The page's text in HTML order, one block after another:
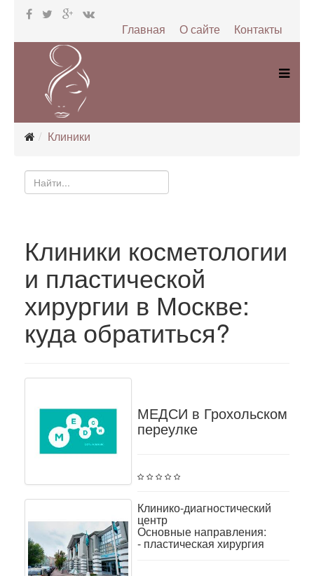
Контакты
О сайте
Главная
Клиники
Клиники косметологии
и пластической
хирургии в Москве:
куда обратиться?
МЕДСИ в Грохольском
переулке
Клинико-диагностический
центр
Основные направления:
- пластическая хирургия